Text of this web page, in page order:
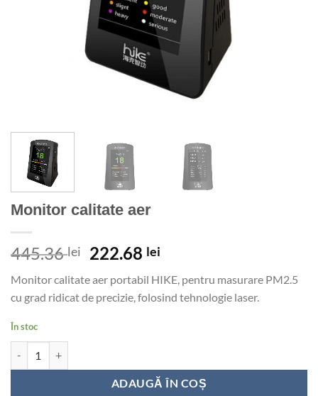
Monitor calitate aer
445.36lei
Prețul
a
fost:
222.68 lei
este:
222.68 lei.
Monitor calitate aer portabil HIKE, pentru masurare PM2.5
cu grad ridicat de precizie, folosind tehnologie laser.
În stoc
ADAUGĂ ÎN COȘ